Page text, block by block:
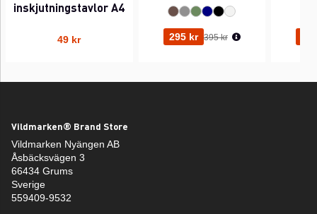
inskjutningstavlor A4
49 kr 295 kr Ordinarie pris:
395 kr
Vildmarken® Brand Store
Vildmarken Nyängen AB
Åsbäcksvägen 3
66434 Grums
Sverige
559409-9532